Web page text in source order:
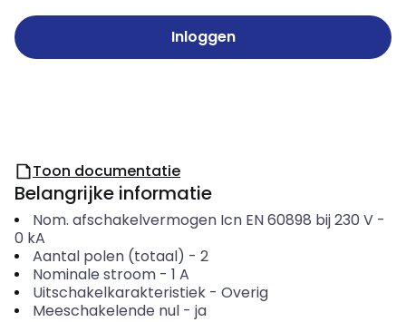
Inloggen
Toon documentatie
Belangrijke informatie
Nom. afschakelvermogen Icn EN 60898 bij 230 V-
0 kA
Aantal polen (totaal) - 2
Nominale stroom- 1 A
Uitschakelkarakteristiek- Overig
Meeschakelende nul- ja